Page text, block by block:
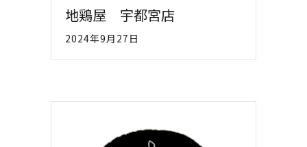
地鶏屋 宇都宮店
2024年9月27日